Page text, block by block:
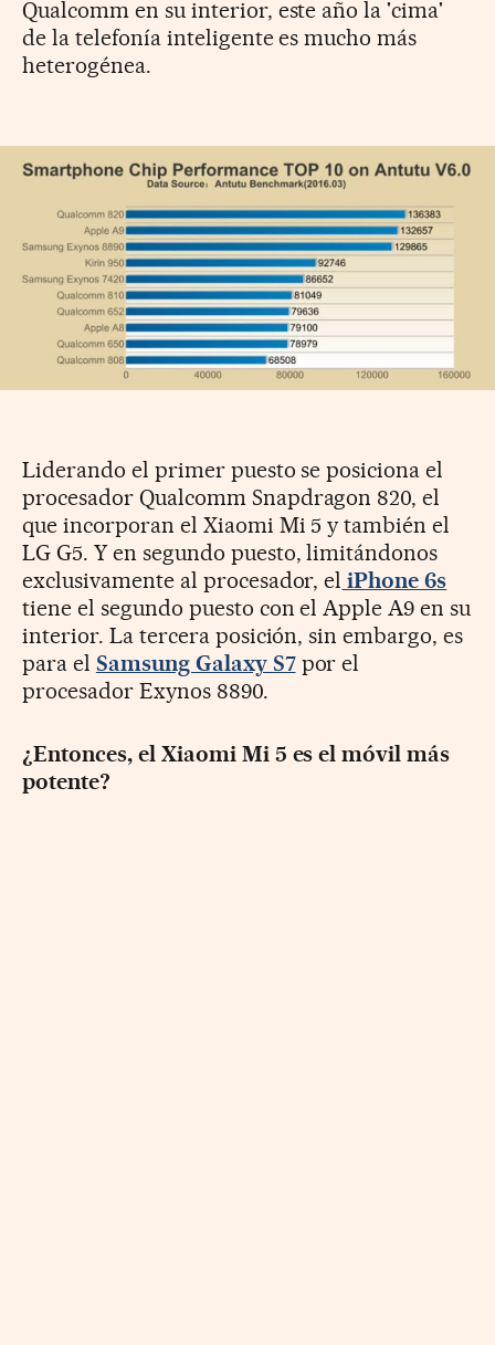
Qualcomm en su interior, este año la 'cima'
de la telefonía inteligente es mucho más
heterogénea.
Liderando el primer puesto se posiciona el
procesador Qualcomm Snapdragon 820, el
que incorporan el Xiaomi Mi 5 y también el
LG G5. Y en segundo puesto, limitándonos
exclusivamente al procesador, el iPhone 6s
tiene el segundo puesto con el Apple A9 en su
interior. La tercera posición, sin embargo, es
para el Samsung Galaxy S7por el
procesador Exynos 8890.
¿Entonces, el Xiaomi Mi 5 es el móvil más
potente?